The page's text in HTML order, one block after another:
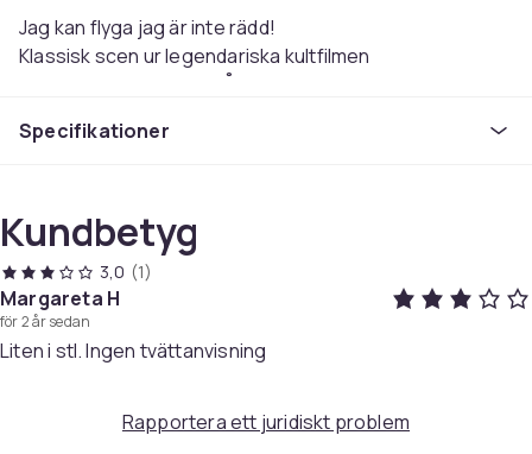
Jag kan flyga jag är inte rädd!
Klassisk scen ur legendariska kultfilmen
Sällskapsresan. Lasse Åberg for president!
Märke: Gildan
(Bredd/Längd) cm
Small 46/71
Medium 51/74
Large 56/76
Specifikationer
Kundbetyg
3,0 (1)
Margareta H
för 2 år sedan
Liten i stl. Ingen tvättanvisning
Rapportera ett juridiskt problem